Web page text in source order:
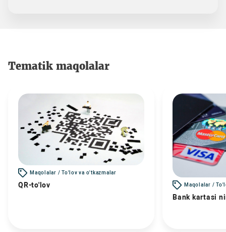
Tematik maqolalar
Maqolalar / To'lov va o'tkazmalar
QR-to'lov Maqolalar /
Bank kartasi